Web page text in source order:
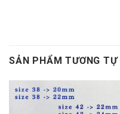
SẢN PHẨM TƯƠNG TỰ